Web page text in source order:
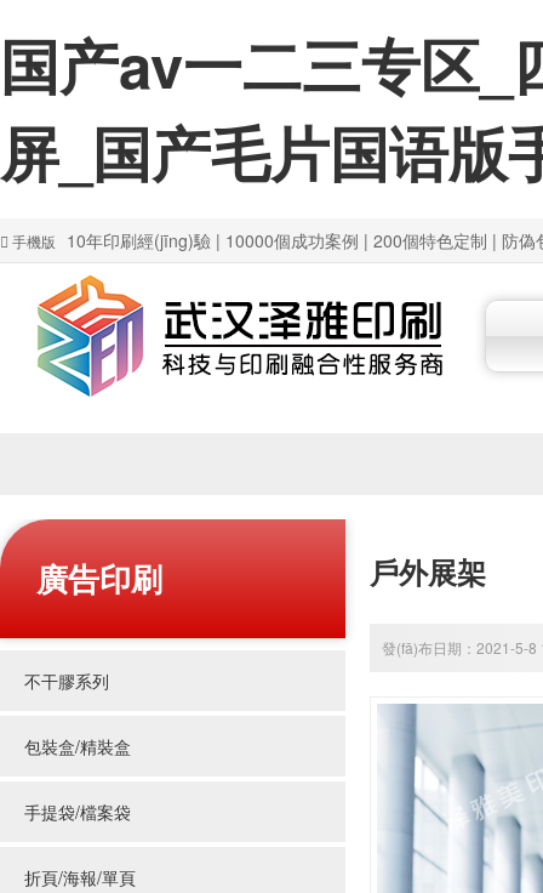
国产av一二三专区
屏_国产毛片国语版
手機版 10年印刷經(jīng)驗 | 10000個成功案例 | 200個特色定制 | 防偽
廣告印刷
不干膠系列
包裝盒/精裝盒
手提袋/檔案袋
折頁/海報/單頁
戶外展架
發(fā)布日期：2021-5-